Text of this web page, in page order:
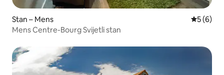
Stan – Mens
5 (6)
Mens Centre-Bourg Svijetli stan